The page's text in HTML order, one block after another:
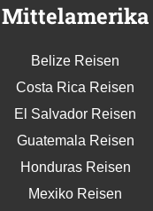
Mittelamerika
Belize Reisen
Costa Rica Reisen
El Salvador Reisen
Guatemala Reisen
Honduras Reisen
Mexiko Reisen